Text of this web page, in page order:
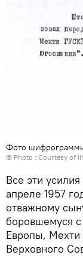
Фото
© Photo : Courtesy of
Все эти
апреле 1957
отважному
боровшемуся
Европы, Мехти
Верховного